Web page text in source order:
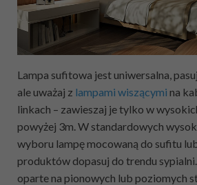
Lampa sufitowa jest uniwersalna,
ale uważaj z lampami wiszącymi na
linkach – zawieszaj je tylko w
powyżej 3m. W standardowych
wyboru lampę mocowaną do sufitu
produktów dopasuj do trendu sypialni.
oparte na pionowych lub poziomych